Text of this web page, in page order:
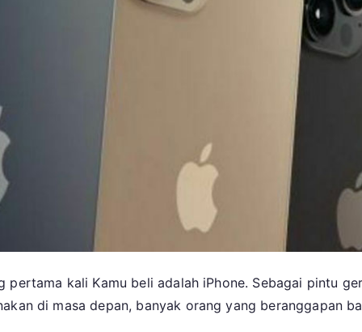
kali Kamu beli adalah iPhone. Sebagai pintu
di masa depan, banyak orang yang beranggapan